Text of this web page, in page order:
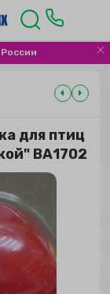
для птиц
ВА1702